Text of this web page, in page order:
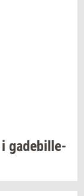
i ga­de­bil­le­